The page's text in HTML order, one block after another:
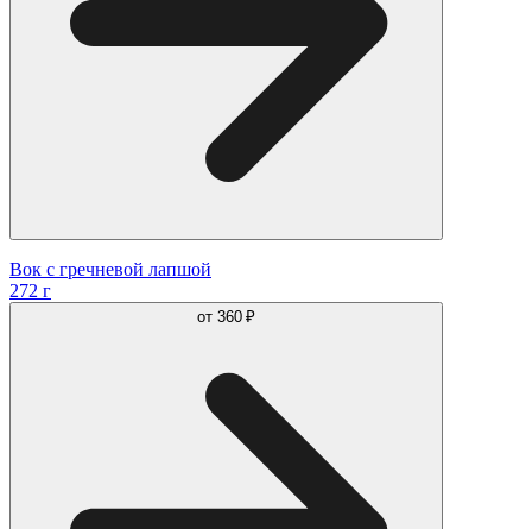
Вок с гречневой лапшой
272 г
от 360 ₽